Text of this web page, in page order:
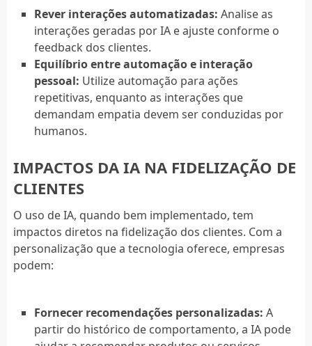
Rever interações automatizadas: Analise as
interações geradas por IA e ajuste conforme o
feedback dos clientes.
Equilíbrio entre automação e interação
pessoal: Utilize automação para ações
repetitivas, enquanto as interações que
demandam empatia devem ser conduzidas por
humanos.
IMPACTOS DA IA NA FIDELIZAÇÃO DE
CLIENTES
O uso de IA, quando bem implementado, tem
impactos diretos na fidelização dos clientes. Com a
personalização que a tecnologia oferece, empresas
podem:
Fornecer recomendações personalizadas: A
partir do histórico de comportamento, a IA pode